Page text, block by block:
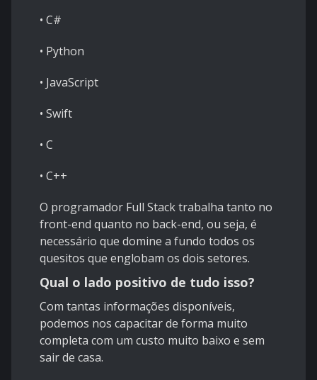
• C#
• Python
• JavaScript
• Swift
• C
• C++
O programador Full Stack trabalha tanto no
front-end quanto no back-end, ou seja, é
necessário que domine a fundo todos os
quesitos que englobam os dois setores.
Qual o lado positivo de tudo isso?
Com tantas informações disponíveis,
podemos nos capacitar de forma muito
completa com um custo muito baixo e sem
sair de casa.